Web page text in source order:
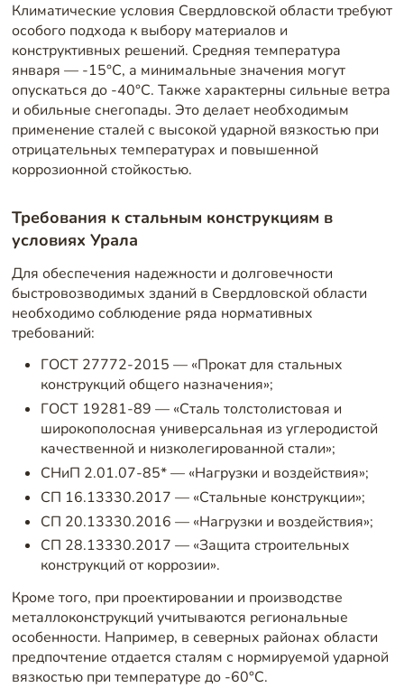
Климатические условия Свердловской области требуют
особого подхода к выбору материалов и
конструктивных решений. Средняя температура
января — -15°C, а минимальные значения могут
опускаться до -40°C. Также характерны сильные ветра
и обильные снегопады. Это делает необходимым
применение сталей с высокой ударной вязкостью при
отрицательных температурах и повышенной
коррозионной стойкостью.
Требования к стальным конструкциям в
условиях Урала
Для обеспечения надежности и долговечности
быстровозводимых зданий в Свердловской области
необходимо соблюдение ряда нормативных
требований:
ГОСТ 27772-2015 — «Прокат для стальных
конструкций общего назначения»;
ГОСТ 19281-89 — «Сталь толстолистовая и
широкополосная универсальная из углеродистой
качественной и низколегированной стали»;
СНиП 2.01.07-85* — «Нагрузки и воздействия»;
СП 16.13330.2017 — «Стальные конструкции»;
СП 20.13330.2016 — «Нагрузки и воздействия»;
СП 28.13330.2017 — «Защита строительных
конструкций от коррозии».
Кроме того, при проектировании и производстве
металлоконструкций учитываются региональные
особенности. Например, в северных районах области
предпочтение отдается сталям с нормируемой ударной
вязкостью при температуре до -60°C.